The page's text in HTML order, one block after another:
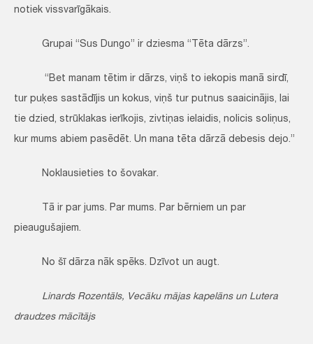
notiek vissvarīgākais.
Grupai “Sus Dungo” ir dziesma “Tēta dārzs”.
“Bet manam tētim ir dārzs, viņš to iekopis manā sirdī,
tur puķes sastādījis un kokus, viņš tur putnus saaicinājis, lai
tie dzied, strūklakas ierīkojis, zivtiņas ielaidis, nolicis soliņus,
kur mums abiem pasēdēt. Un mana tēta dārzā debesis dejo.”
Noklausieties to šovakar.
Tā ir par jums. Par mums. Par bērniem un par
pieaugušajiem.
No šī dārza nāk spēks. Dzīvot un augt.
Linards Rozentāls, Vecāku mājas kapelāns un Lutera
draudzes mācītājs